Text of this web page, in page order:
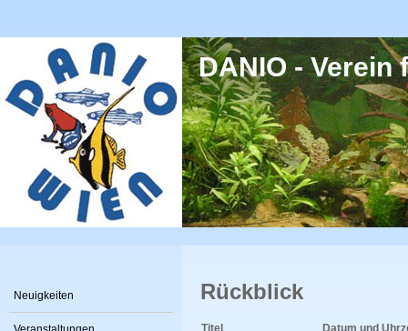
DANIO -
Neuigkeiten Rückblick
Titel
Datum und